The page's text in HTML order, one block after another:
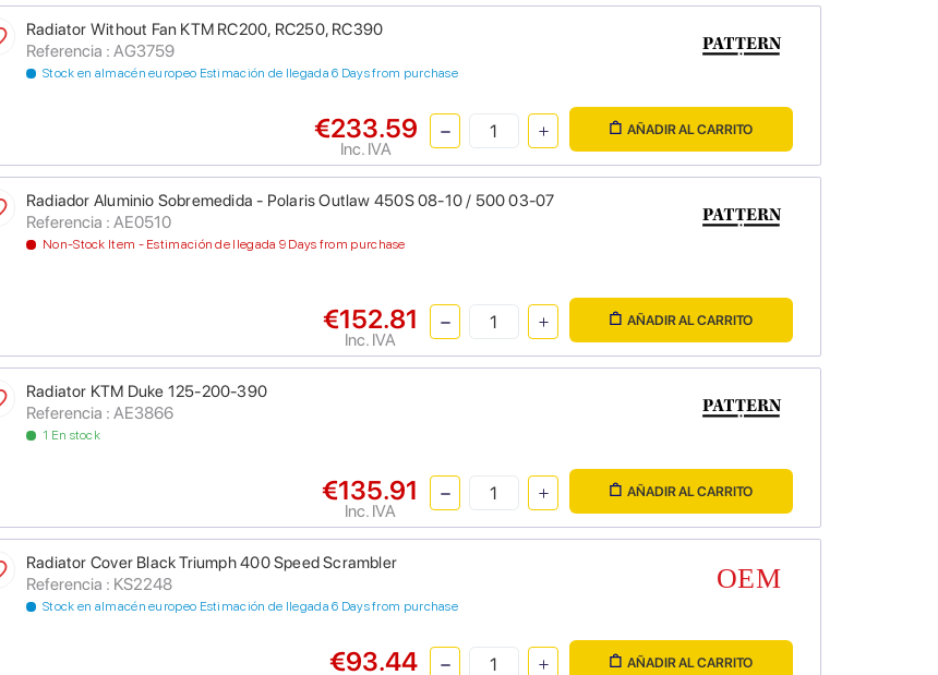
Radiator Without Fan KTM RC200, RC250, RC390
Referencia : AG3759
Stock en almacén europeo Estimación de llegada 6 Days from purchase
€233.59
Inc. IVA
AÑADIR AL CARRITO
Radiador Aluminio Sobremedida - Polaris Outlaw 450S 08-10 / 500 03-07
Referencia : AE0510
Non-Stock Item - Estimación de llegada 9 Days from purchase
€152.81
Inc. IVA
AÑADIR AL CARRITO
Radiator KTM Duke 125-200-390
Referencia : AE3866
1 En stock
€135.91
Inc. IVA
AÑADIR AL CARRITO
Radiator Cover Black Triumph 400 Speed Scrambler
Referencia : KS2248
Stock en almacén europeo Estimación de llegada 6 Days from purchase
€93.44 AÑADIR AL CARRITO